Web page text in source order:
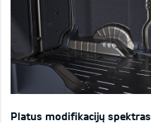
Platus modifikacijų spektras